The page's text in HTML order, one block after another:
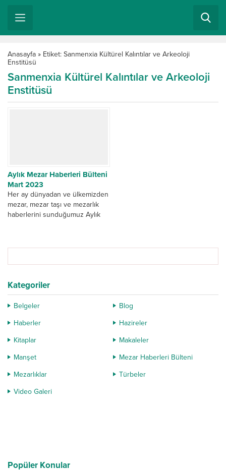
Anasayfa » Etiket: Sanmenxia Kültürel Kalıntılar ve Arkeoloji
Enstitüsü
Sanmenxia Kültürel Kalıntılar ve Arkeoloji
Enstitüsü
Aylık Mezar Haberleri Bülteni
Mart 2023
Her ay dünyadan ve ülkemizden
mezar, mezar taşı ve mezarlık
haberlerini sunduğumuz Aylık
Kategoriler
Belgeler
Blog
Haberler
Hazireler
Kitaplar
Makaleler
Manşet
Mezar Haberleri Bülteni
Mezarlıklar
Türbeler
Video Galeri
Popüler Konular